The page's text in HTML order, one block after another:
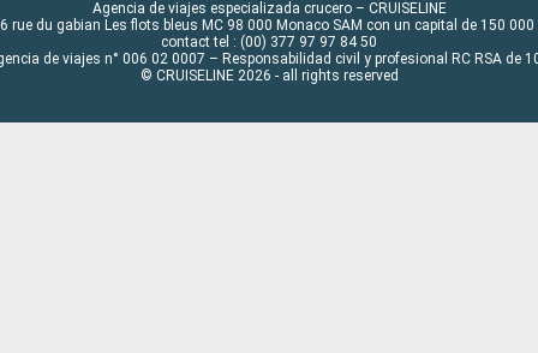
Agencia de viajes especializada crucero – CRUISELINE
rue du gabian Les flots bleus MC 98 000 Monaco SAM con un capital de 150 000
contact tel : (00) 377 97 97 84 50
de viajes n° 006 02 0007 – Responsabilidad civil y profesional RC RSA de
© CRUISELINE 2026 - all rights reserved